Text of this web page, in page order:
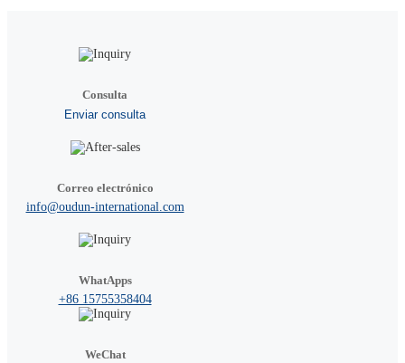
Consulta
Enviar consulta
Correo electrónico
info@oudun-international.com
WhatApps
+86 15755358404
WeChat